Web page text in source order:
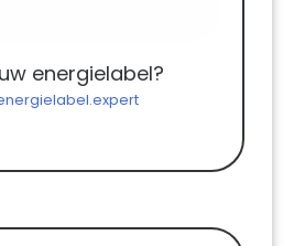
energielabel?